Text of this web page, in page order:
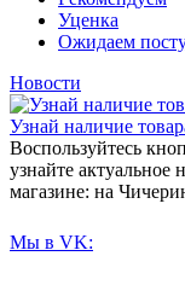
Уценка
Ожидаем
Новости
Узнай наличие
Воспользуйтесь
узнайте
магазине: на
Мы в VK: